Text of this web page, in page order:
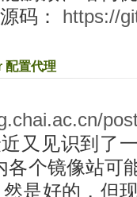
码： https://
配置代理
又见识到了
各个镜像站可
是好的，但